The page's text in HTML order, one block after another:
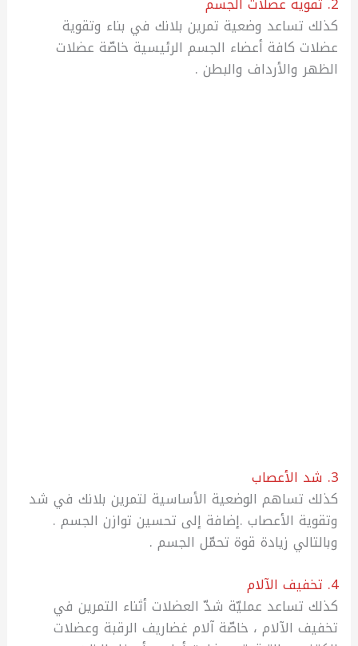
كذلك تساعد وضعية تمرين بلانك في بناء وتقوية
عضلات كافة أعضاء الجسم الرئيسية خاصّة عضلات
الظهر والأرداف والبطن .
3. شد الأعصاب
كذلك تساهم الوضعية الأساسية لتمرين بلانك في شد
وتقوية الأعصاب .إضافة إلى تحسين توازن الجسم .
وبالتالي زيادة قوة تحمّل الجسم .
4. تخفيف الآلام
كذلك تساعد عمليّة شدّ العضلات أثناء التمرين في
تخفيف الآلام ، خاصّة آلام غضاريف الرقبة وعضلات